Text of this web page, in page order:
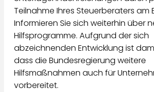
Teilnahme Ihres Steuerberaters am
Informieren Sie sich weiterhin über
Hilfsprogramme. Aufgrund der sich
abzeichnenden Entwicklung ist
dass die Bundesregierung weitere
Hilfsmaßnahmen auch für
vorbereitet.